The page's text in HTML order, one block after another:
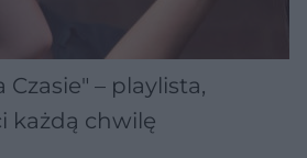
Czasie" – playlista,
każdą chwilę